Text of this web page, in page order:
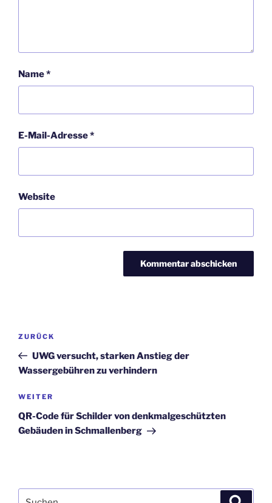
Name*
E-Mail-Adresse*
Website
Beitragsnavigation
Vorheriger
Beitrag
ZURÜCK
UWG versucht, starken Anstieg der
Wassergebühren zu verhindern
Nächster
Beitrag
WEITER
QR-Code für Schilder von denkmalgeschützten
Gebäuden in Schmallenberg